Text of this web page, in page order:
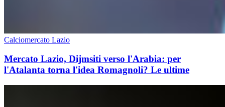
Calciomercato Lazio
Mercato Lazio, Dijmsiti verso l'Arabia: per
l'Atalanta torna l'idea Romagnoli? Le ultime